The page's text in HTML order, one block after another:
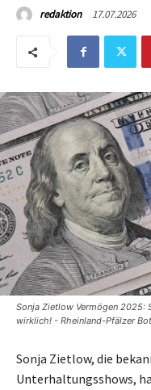
redaktion 17.07.2026
Sonja Zietlow Vermögen 2025:
wirklich! - Rheinland-Pfälzer
Sonja Zietlow, die
Unterhaltungsshows,